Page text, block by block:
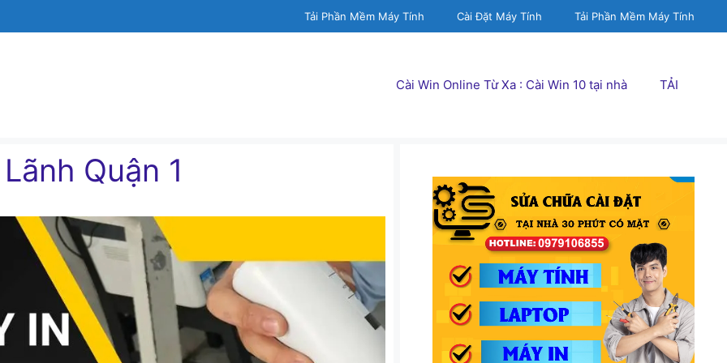
Tải Phần Mềm Máy Tính Cài Đặt Máy Tính Tải Phần Mềm Máy Tính
Cài Win Online Từ Xa : Cài Win 10 tại nhà TẢI
Quận 1